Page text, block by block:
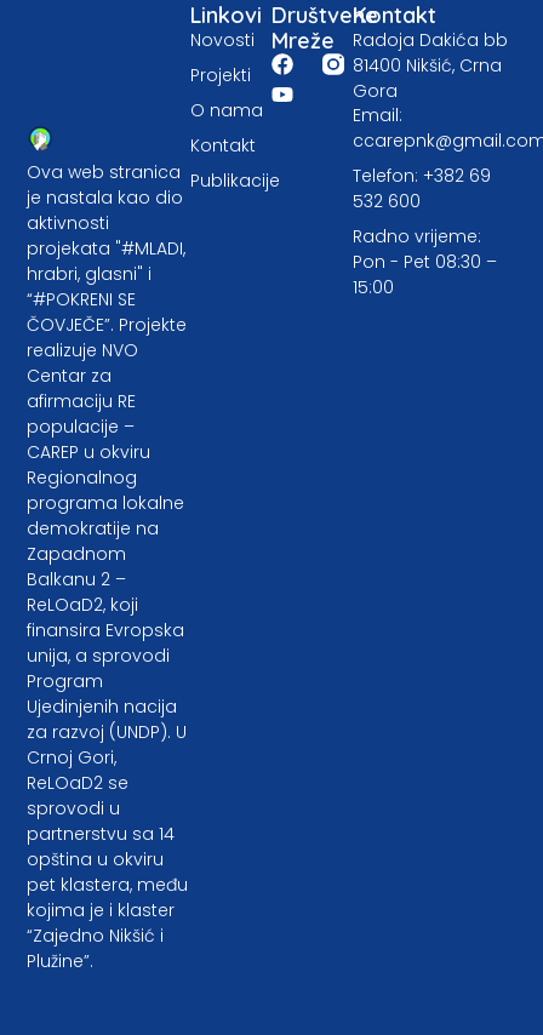
Ova web stranica
je nastala kao dio
aktivnosti
projekata "#MLADI,
hrabri, glasni" i
“#POKRENI SE
ČOVJEČE”. Projekte
realizuje NVO
Centar za
afirmaciju RE
populacije –
CAREP u okviru
Regionalnog
programa lokalne
demokratije na
Zapadnom
Balkanu 2 –
ReLOaD2, koji
finansira Evropska
unija, a sprovodi
Program
Ujedinjenih nacija
za razvoj (UNDP). U
Crnoj Gori,
ReLOaD2 se
sprovodi u
partnerstvu sa 14
opština u okviru
pet klastera, među
kojima je i klaster
“Zajedno Nikšić i
Plužine”.
Društvene
Mreže
Linkovi
Novosti
Projekti
O nama
Kontakt
Publikacije
Kontakt
Radoja Dakića bb
81400 Nikšić, Crna
Gora
Email:
Telefon: +382 69
532 600
Radno vrijeme:
Pon - Pet 08:30 –
15:00